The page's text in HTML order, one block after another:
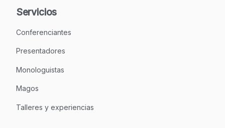
Servicios
Conferenciantes
Presentadores
Monologuistas
Magos
Talleres y experiencias